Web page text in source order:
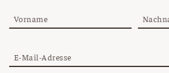
Vorname
E-Mail-Adresse